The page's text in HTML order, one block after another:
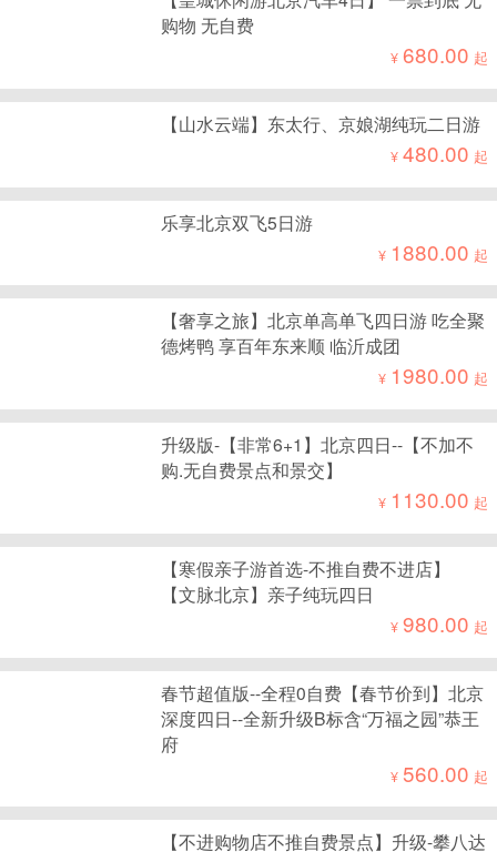
购物 无自费
¥680.00 起
【山水云端】东太行、京娘湖纯玩二日游
¥480.00 起
乐享北京双飞5日游
¥ 1880.00 起
【奢享之旅】北京单高单飞四日游 吃全聚
德烤鸭 享百年东来顺 临沂成团
¥ 1980.00 起
升级版-【非常6+1】北京四日--【不加不
购.无自费景点和景交】
¥ 1130.00 起
【寒假亲子游首选-不推自费不进店】
【文脉北京】亲子纯玩四日
¥980.00 起
春节超值版--全程0自费【春节价到】北京
深度四日--全新升级B标含“万福之园”恭王
府
¥560.00 起
【不进购物店不推自费景点】升级-攀八达